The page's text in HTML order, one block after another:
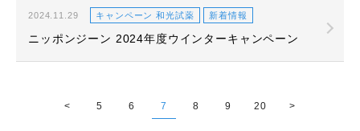
2024.11.29 キャンペーン 和光試薬 新着情報
ニッポンジーン 2024年度ウインターキャンペーン
< 5 6 7 8 9 20 >